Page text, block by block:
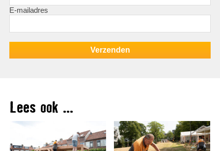
E-mailadres
Lees ook ...